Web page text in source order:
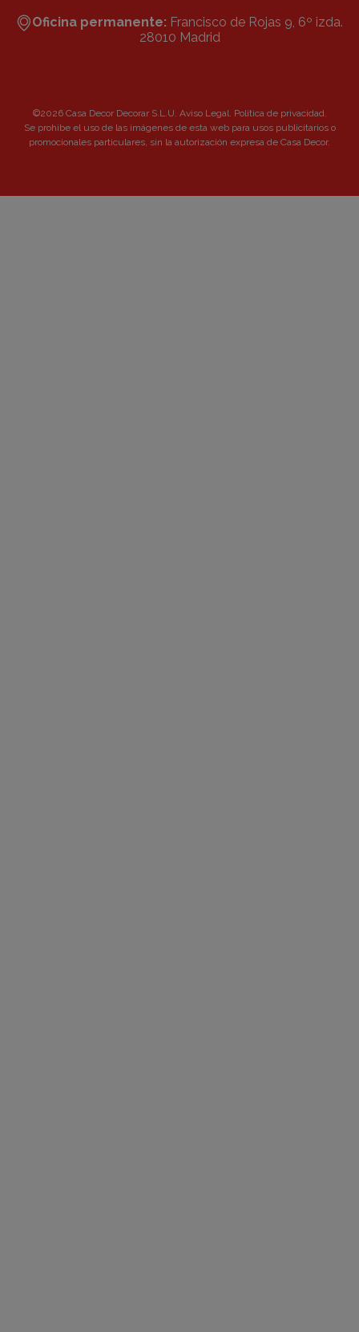
Oficina permanente: Francisco de Rojas 9, 6º izda.
28010 Madrid
©2026 Casa Decor Decorar S.L.U. Aviso Legal. Política de privacidad.
Se prohibe el uso de las imágenes de esta web para usos publicitarios o
promocionales particulares, sin la autorización expresa de Casa Decor.